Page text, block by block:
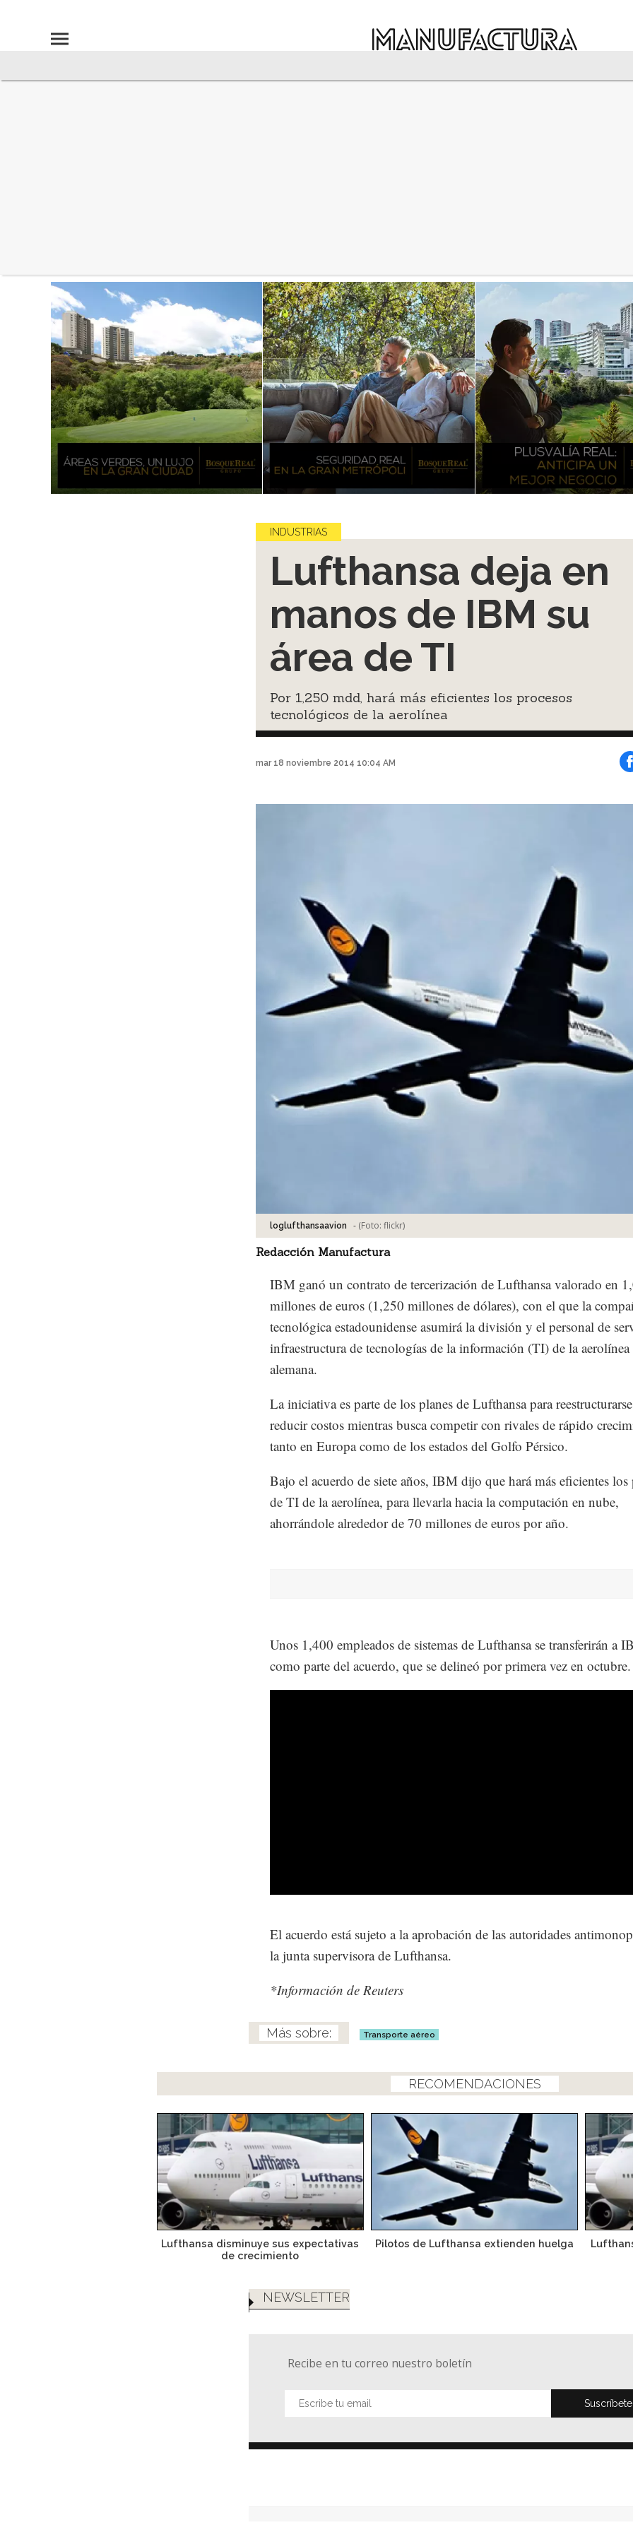
INDUSTRIAS
Lufthansa deja en
manos de IBM su
área de TI
Por 1,250 mdd, hará más eficientes los procesos
tecnológicos de la aerolínea
mar 18 noviembre 2014 10:04 AM
loglufthansaavion - (Foto: flickr)
Redacción Manufactura
IBM ganó un contrato de tercerización de Lufthansa valorado en
millones de euros (1,250 millones de dólares), con el que la
tecnológica estadounidense asumirá la división y el personal de
infraestructura de tecnologías de la información (TI) de la aerolínea
alemana.
La iniciativa es parte de los planes de Lufthansa para
reducir costos mientras busca competir con rivales de rápido
tanto en Europa como de los estados del Golfo Pérsico.
Bajo el acuerdo de siete años, IBM dijo que hará más eficientes los
de TI de la aerolínea, para llevarla hacia la computación en nube,
ahorrándole alrededor de 70 millones de euros por año.
Unos 1,400 empleados de sistemas de Lufthansa se transferirán a
como parte del acuerdo, que se delineó por primera vez en octubre.
El acuerdo está sujeto a la aprobación de las autoridades
la junta supervisora de Lufthansa.
*Información de Reuters
Transporte aéreo
RECOMENDACIONES
Lufthansa disminuye sus expectativas
de crecimiento
Pilotos de Lufthansa extienden huelga
NEWSLETTER
Recibe en tu correo nuestro boletín